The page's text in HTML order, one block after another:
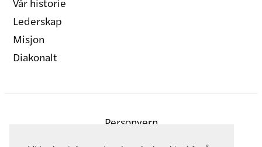
Lederskap
Misjon
Diakonalt
Personvern